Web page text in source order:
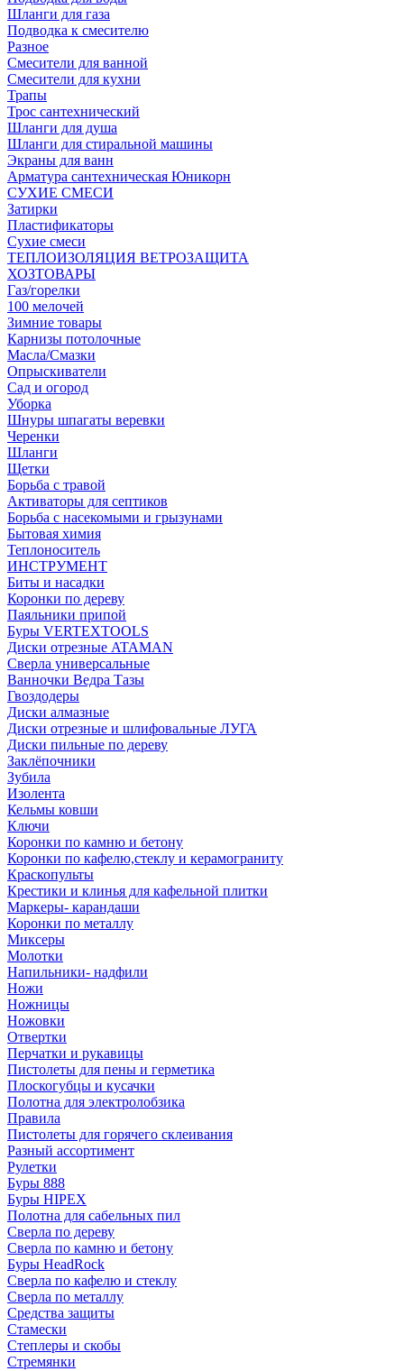
Шланги для газа
Подводка к смесителю
Разное
Смесители для ванной
Смесители для кухни
Трапы
Трос сантехнический
Шланги для душа
Шланги для стиральной машины
Экраны для ванн
Арматура сантехническая Юникорн
СУХИЕ СМЕСИ
Затирки
Пластификаторы
Сухие смеси
ТЕПЛОИЗОЛЯЦИЯ ВЕТРОЗАЩИТА
ХОЗТОВАРЫ
Газ/горелки
100 мелочей
Зимние товары
Карнизы потолочные
Масла/Смазки
Опрыскиватели
Сад и огород
Уборка
Шнуры шпагаты веревки
Черенки
Шланги
Щетки
Борьба с травой
Активаторы для септиков
Борьба с насекомыми и грызунами
Бытовая химия
Теплоноситель
ИНСТРУМЕНТ
Биты и насадки
Коронки по дереву
Паяльники припой
Буры VERTEXTOOLS
Диски отрезные ATAMAN
Сверла универсальные
Ванночки Ведра Тазы
Гвоздодеры
Диски алмазные
Диски отрезные и шлифовальные ЛУГА
Диски пильные по дереву
Заклёпочники
Зубила
Изолента
Кельмы ковши
Ключи
Коронки по камню и бетону
Коронки по кафелю,стеклу и керамограниту
Краскопульты
Крестики и клинья для кафельной плитки
Маркеры- карандаши
Коронки по металлу
Миксеры
Молотки
Напильники- надфили
Ножи
Ножницы
Ножовки
Отвертки
Перчатки и рукавицы
Пистолеты для пены и герметика
Плоскогубцы и кусачки
Полотна для электролобзика
Правила
Пистолеты для горячего склеивания
Разный ассортимент
Рулетки
Буры 888
Буры HIPEX
Полотна для сабельных пил
Сверла по дереву
Сверла по камню и бетону
Буры HeadRock
Сверла по кафелю и стеклу
Сверла по металлу
Средства защиты
Стамески
Степлеры и скобы
Стремянки